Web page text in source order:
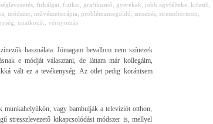
, firkálgat, fizikai grafikusnő gyerekek jobb agyfélteke, kifestő
, módszer, művészetterápia problémamegoldó smsezés, stresszhormon
unatkozik vérnyomás
használata. Jómagam bevallom nem színezek
e módját választani, de láttam már kollegáim,
vált ez a tevékenység. Az ötlet pedig korántsem
vagy bambulják a televíziót otthon,
stresszlevezető kikapcsolódási módszer is, mellyel